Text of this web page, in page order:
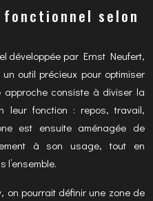
fonctionnel selon
développée par Ernst Neufert,
outil précieux pour optimiser
approche consiste à diviser la
leur fonction : repos, travail,
est ensuite aménagée de
à son usage, tout en
l’ensemble.
on pourrait définir une zone de